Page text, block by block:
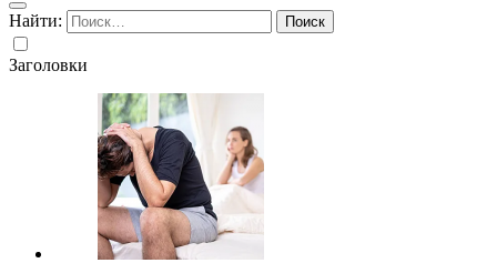
Найти:
Заголовки